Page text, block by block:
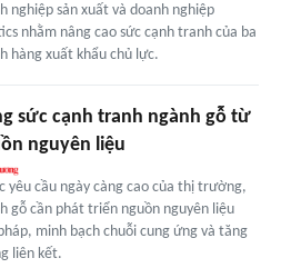
nghiệp sản xuất và doanh nghiệp
nhằm nâng cao sức cạnh tranh của ba
hàng xuất khẩu chủ lực.
sức cạnh tranh ngành gỗ từ
nguyên liệu
yêu cầu ngày càng cao của thị trường,
gỗ cần phát triển nguồn nguyên liệu
minh bạch chuỗi cung ứng và tăng
liên kết.